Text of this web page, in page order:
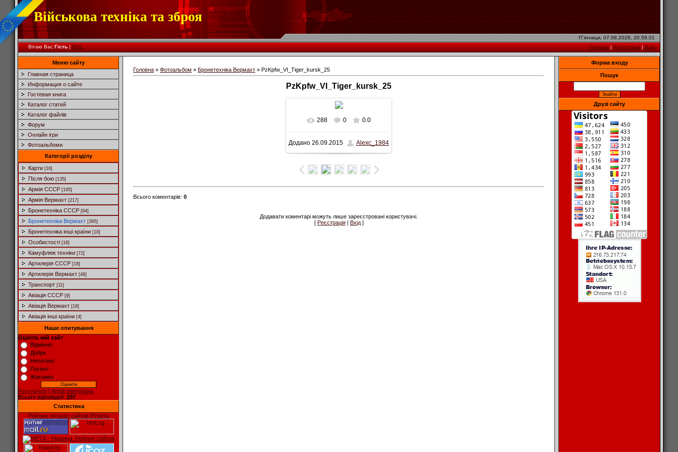
Військова техніка та зброя
П`ятниця, 07.08.2026, 20.59.01
Вітаю Вас Гість|RSS Головна|Реєстрація|Вхід
Меню сайту
Главная страница
Информация о сайте
Гостевая книга
Каталог статей
Каталог файлів
Форум
Онлайн ігри
Фотоальбоми
Категорії розділу
Карти [16]
Після бою [135]
Армія СССР [195]
Армія Вермахт [217]
Бронетехніка СССР [64]
Бронетехніка Вермахт [395]
Бронетехніка інші країни [18]
Особистості [18]
Камуфляж техніки [72]
Артилерія СССР [18]
Артилерія Вермахт [48]
Транспорт [11]
Авіація СССР [9]
Авіація Вермахт [18]
Авіація інші країни [4]
Наше опитування
Оцініть мій сайт
Відмінно
Добре
Непогано
Погано
Жахливо
Результати | Архів опитувань
Всього відповідей: 207
Статистика
Рейтинг лучших сайтов РУнета
Головна » Фотоальбом » Бронетехніка Вермахт » PzKpfw_VI_Tiger_kursk_25
PzKpfw_VI_Tiger_kursk_25
У реальному розмірі
561x400/ 110.8Kb
288 0 0.0
Додано 26.09.2015 Alexc_1984
Всього коментарів: 0
Додавати коментарі можуть лише зареєстровані користувачі.
[ Реєстрація| Вхід]
Форма входу
Пошук
Друзі сайту